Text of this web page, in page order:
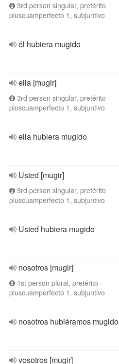
3rd person singular, pretérito
pluscuamperfecto 1, subjuntivo
él hubiera mugido
ella [mugir]
3rd person singular, pretérito
pluscuamperfecto 1, subjuntivo
ella hubiera mugido
Usted [mugir]
3rd person singular, pretérito
pluscuamperfecto 1, subjuntivo
Usted hubiera mugido
nosotros [mugir]
1st person plural, pretérito
pluscuamperfecto 1, subjuntivo
nosotros hubiéramos mugido
vosotros [mugir]